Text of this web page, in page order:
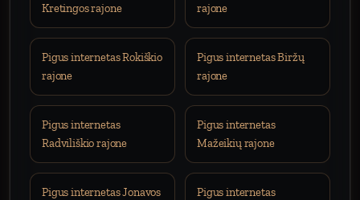
Kretingos rajone
rajone
Pigus internetas Rokiškio
rajone
Pigus internetas Biržų
rajone
Pigus internetas
Radviliškio rajone
Pigus internetas
Mažeikių rajone
Pigus internetas Jonavos
Pigus internetas